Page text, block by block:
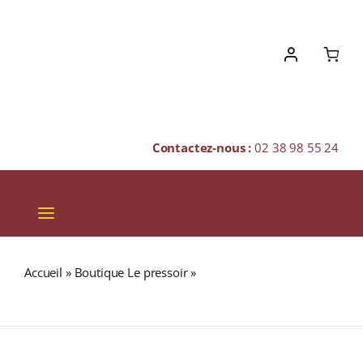
Contactez-nous :02 38 98 55 24
Toggle
Navigation
SPIRITUEUX
Accueil » Boutique Le pressoir»